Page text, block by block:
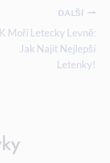
DALŠÍ
K Moři Letecky Levně:
Jak Najít Nejlepší
Letenky!